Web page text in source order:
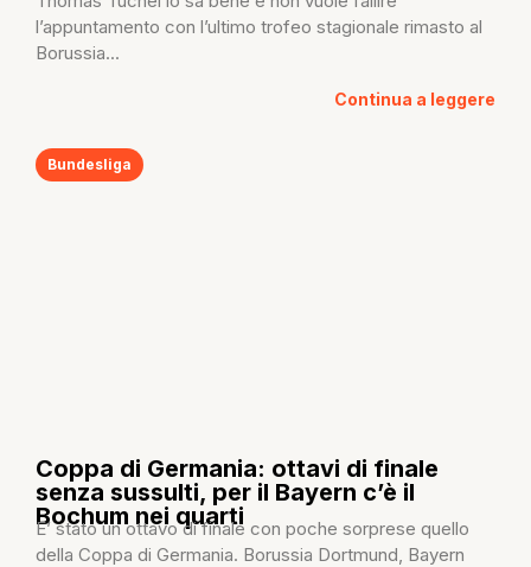
l’appuntamento con l’ultimo trofeo stagionale rimasto al
Borussia...
Continua a leggere
Bundesliga
Coppa di Germania: ottavi di finale
senza sussulti, per il Bayern c’è il
Bochum nei quarti
E’ stato un ottavo di finale con poche sorprese quello
della Coppa di Germania. Borussia Dortmund, Bayern